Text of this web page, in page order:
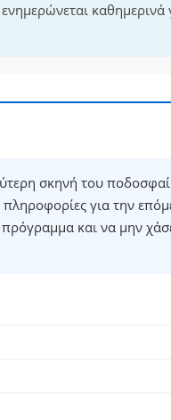
καθημερινά
σκηνή του
για την
και να μην